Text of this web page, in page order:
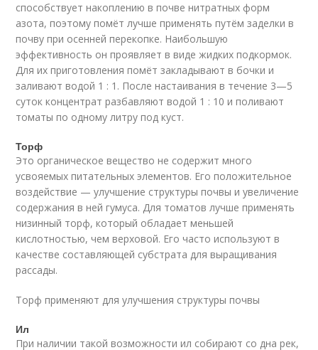
способствует накоплению в почве нитратных форм
азота, поэтому помёт лучше применять путём заделки в
почву при осенней перекопке. Наибольшую
эффективность он проявляет в виде жидких подкормок.
Для их приготовления помёт закладывают в бочки и
заливают водой 1 : 1. После настаивания в течение 3—5
суток концентрат разбавляют водой 1 : 10 и поливают
томаты по одному литру под куст.
Торф
Это органическое вещество не содержит много
усвояемых питательных элементов. Его положительное
воздействие — улучшение структуры почвы и увеличение
содержания в ней гумуса. Для томатов лучше применять
низинный торф, который обладает меньшей
кислотностью, чем верховой. Его часто используют в
качестве составляющей субстрата для выращивания
рассады.
Торф применяют для улучшения структуры почвы
Ил
При наличии такой возможности ил собирают со дна рек,